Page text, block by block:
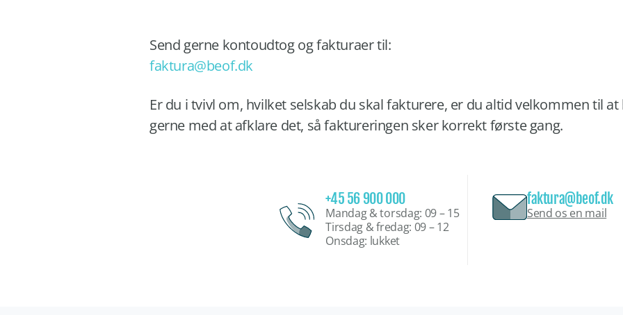
Send gerne kontoudtog og fakturaer til:
faktura@beof.dk
Er du i tvivl om, hvilket selskab du skal fakturere, er du altid velkommen til
gerne med at afklare det, så faktureringen sker korrekt første gang.
+45 56 900 000
Mandag & torsdag: 09 – 15
Tirsdag & fredag: 09 – 12
Onsdag: lukket
faktura@beof.dk
Send os en mail